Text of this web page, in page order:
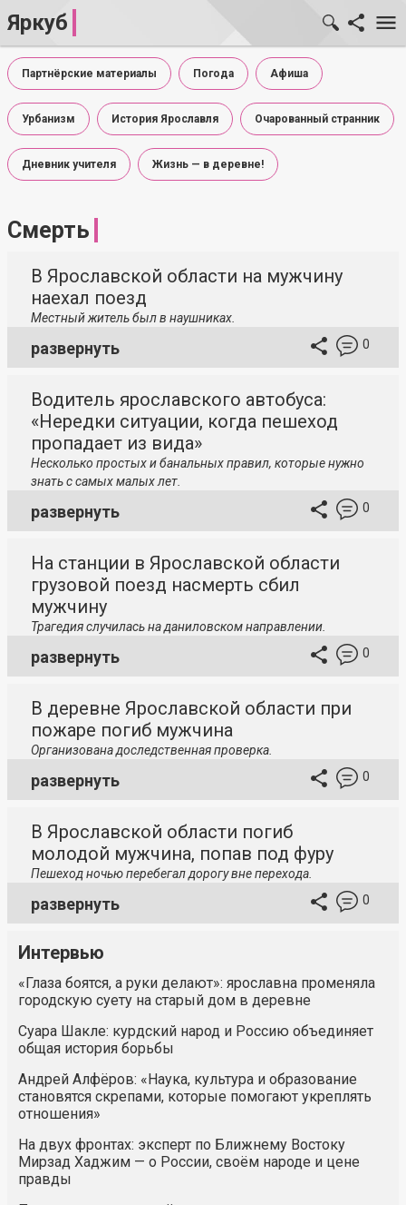
Яркуб
Партнёрские материалы Погода Афиша
Урбанизм История Ярославля Очарованный странник
Дневник учителя Жизнь — в деревне!
Смерть
В Ярославской области на мужчину
наехал поезд
Местный житель был в наушниках.
развернуть 0
Водитель ярославского автобуса:
«Нередки ситуации, когда пешеход
пропадает из вида»
Несколько простых и банальных правил, которые нужно
знать с самых малых лет.
развернуть 0
На станции в Ярославской области
грузовой поезд насмерть сбил
мужчину
Трагедия случилась на даниловском направлении.
развернуть 0
В деревне Ярославской области при
пожаре погиб мужчина
Организована доследственная проверка.
развернуть 0
В Ярославской области погиб
молодой мужчина, попав под фуру
Пешеход ночью перебегал дорогу вне перехода.
развернуть 0
Интервью
«Глаза боятся, а руки делают»: ярославна променяла
городскую суету на старый дом в деревне
Суара Шакле: курдский народ и Россию объединяет
общая история борьбы
Андрей Алфёров: «Наука, культура и образование
становятся скрепами, которые помогают укреплять
отношения»
На двух фронтах: эксперт по Ближнему Востоку
Мирзад Хаджим — о России, своём народе и цене
правды